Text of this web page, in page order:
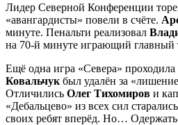
Лидер Северной Конференции
«авангардисты» повели в счёте.
минуте. Пенальти реализовал
на 70-й минуте играющий главный
Ещё одна игра «Севера» проходила
Ковальчук был удалён за
Отличились Олег Тихомиров и
«Дебальцево» из всех сил
своих ребят вперёд. Но…